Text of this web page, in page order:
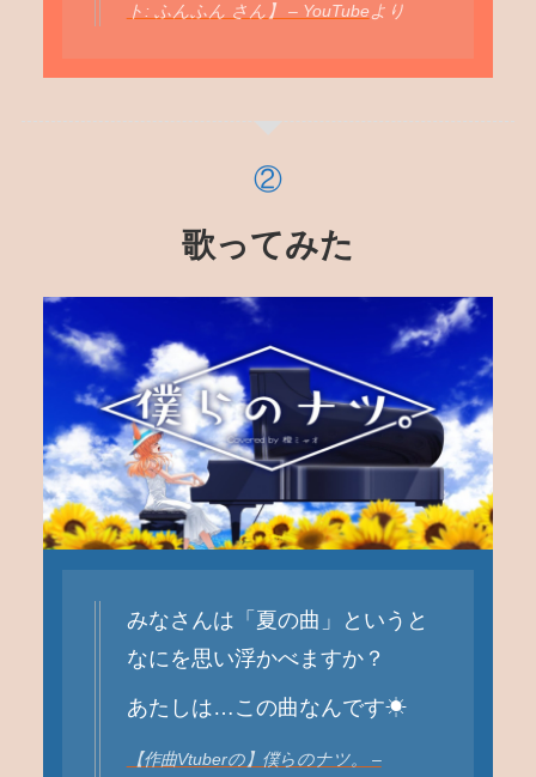
ト: ふんふん さん】 – YouTubeより
歌ってみた
みなさんは「夏の曲」というと
なにを思い浮かべますか？
あたしは…この曲なんです☀
【作曲Vtuberの】僕らのナツ。 –